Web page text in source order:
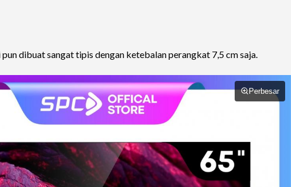
dibuat sangat tipis dengan ketebalan perangkat 7,5 cm saja.
Perbesar